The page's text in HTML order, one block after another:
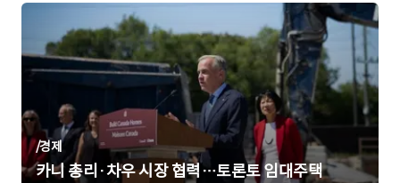
/경제
카니 총리·차우 시장 협력…토론토 임대주택